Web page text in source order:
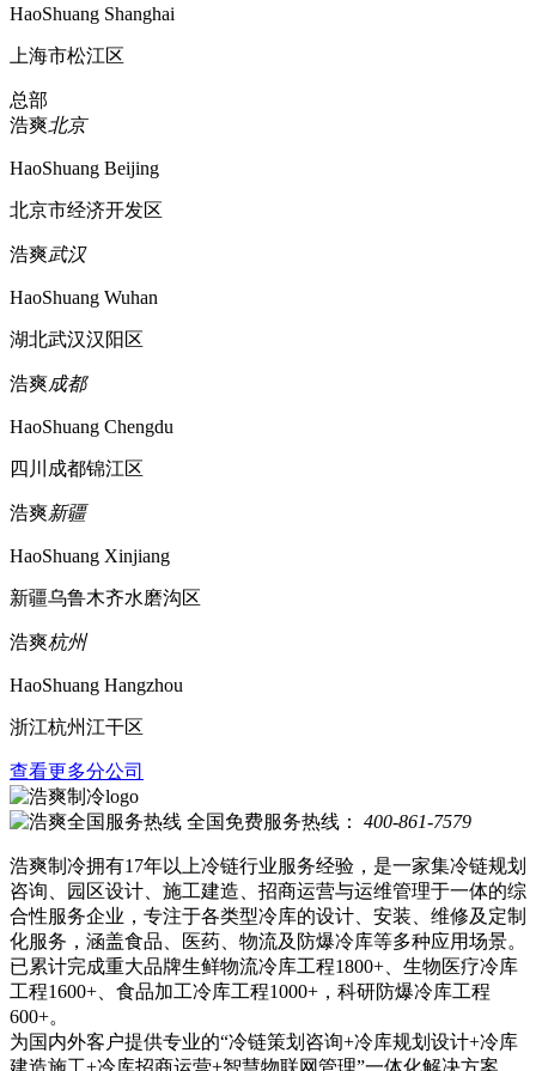
HaoShuang Shanghai
上海市松江区
总部
浩爽北京
HaoShuang Beijing
北京市经济开发区
浩爽武汉
HaoShuang Wuhan
湖北武汉汉阳区
浩爽成都
HaoShuang Chengdu
四川成都锦江区
浩爽新疆
HaoShuang Xinjiang
新疆乌鲁木齐水磨沟区
浩爽杭州
HaoShuang Hangzhou
浙江杭州江干区
查看更多分公司
全国免费服务热线： 400-861-7579
浩爽制冷拥有17年以上冷链行业服务经验，是一家集冷链规划
咨询、园区设计、施工建造、招商运营与运维管理于一体的综
合性服务企业，专注于各类型冷库的设计、安装、维修及定制
化服务，涵盖食品、医药、物流及防爆冷库等多种应用场景。
已累计完成重大品牌生鲜物流冷库工程1800+、生物医疗冷库
工程1600+、食品加工冷库工程1000+，科研防爆冷库工程
600+。
为国内外客户提供专业的“冷链策划咨询+冷库规划设计+冷库